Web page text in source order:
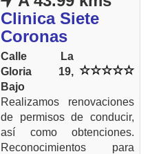
Clinica Siete
Coronas
Calle La
Gloria 19,
Bajo
Realizamos renovaciones
de permisos de conducir,
así como obtenciones.
Reconocimientos para